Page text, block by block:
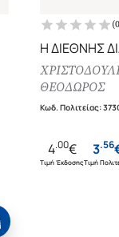
(
Η ΔΙΕΘΝΗΣ
ΘΕΟΔΩΡΟΣ
Κωδ. Πολιτείας:
4.00€
Τιμή Έκδοσης
3.56
Τιμή